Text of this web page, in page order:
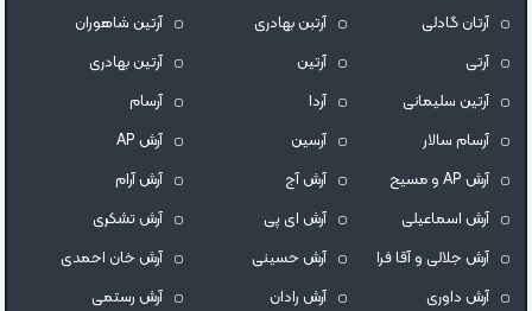
آرتان گادلی
آرتبن بهادری
آرتين شاهوران
آرتی
آرتین
آرتین بهادری
آرتین سلیمانی
آردا
آرسام
آرسام سالار
آرسین
آرش AP
آرش AP و مسیح
آرش آج
آرش آرام
آرش اسماعیلی
آرش ای پی
آرش تشکری
آرش جلالی و آقا فرا
آرش حسینی
آرش خان احمدی
آرش داوری
آرش رادان
آرش رستمى